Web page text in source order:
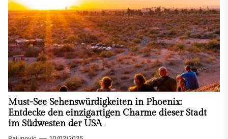
Must-See Sehenswürdigkeiten in Phoenix:
Entdecke den einzigartigen Charme dieser Stadt
im Südwesten der USA